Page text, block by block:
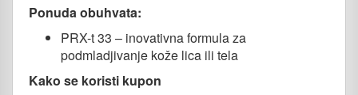
Ponuda obuhvata:
PRX-t 33 – inovativna formula za
podmladjivanje kože lica ili tela
Kako se koristi kupon